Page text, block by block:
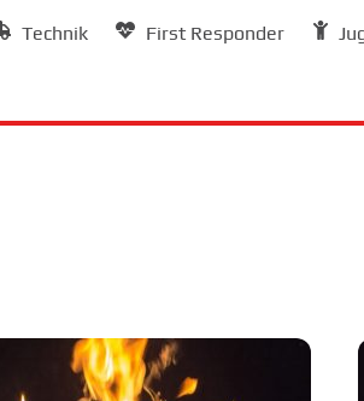
Technik First Responder